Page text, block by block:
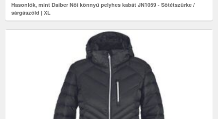
Hasonlók, mint Daiber Női könnyű pelyhes kabát JN1059 - Sötétszürke /
sárgászöld | XL